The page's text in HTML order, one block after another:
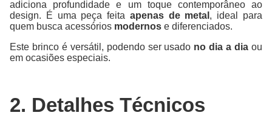
adiciona profundidade e um toque contemporâneo ao
design. É uma peça feita apenas de metal , ideal para
quem busca acessórios modernos e diferenciados.
Este brinco é versátil, podendo ser usado no dia a dia ou
em ocasiões especiais.
2. Detalhes Técnicos